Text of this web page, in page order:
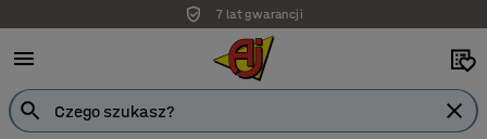
7 lat gwarancji